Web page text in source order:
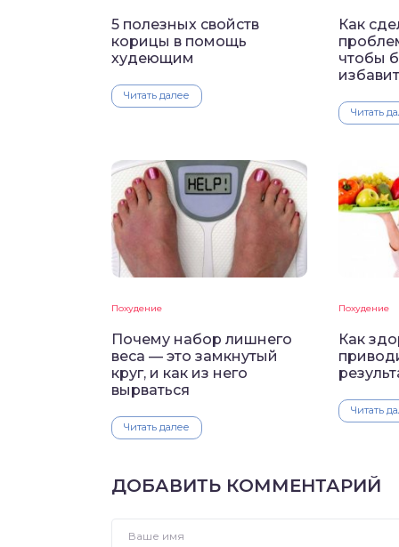
5 полезных свойств
корицы в помощь
худеющим
Читать далее
Как
чтобы
Читать
Похудение
Почему набор лишнего
веса — это замкнутый
круг, и как из него
вырваться
Читать далее
Похудение
Как
Читать
ДОБАВИТЬ КОММЕНТАРИЙ